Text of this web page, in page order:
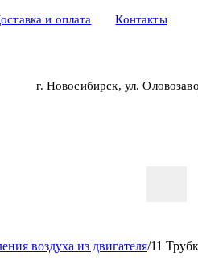
и оплата Контакты
г. Новосибирск, ул.
воздуха из двигателя/11